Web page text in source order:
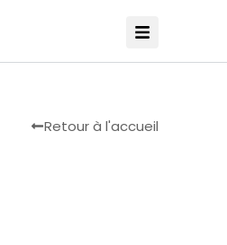
Retour à l'accueil